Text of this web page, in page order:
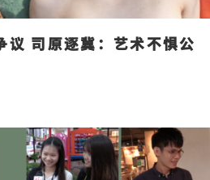
议 司原逐冀：艺术不惧公